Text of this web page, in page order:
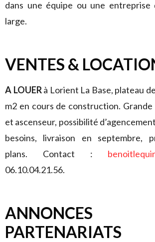
dans une équipe ou une entreprise
large.
VENTES &
A LOUERà Lorient La Base, plateau
m2 en cours de construction.
et ascenseur, possibilité
besoins, livraison en septembre,
plans. Contact :
06.10.04.21.56.
PARTENARIATS